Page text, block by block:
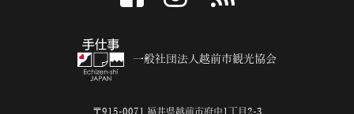
一般社団法人越前市観光協会
〒915-0071 福井県越前市府中1丁目2-3